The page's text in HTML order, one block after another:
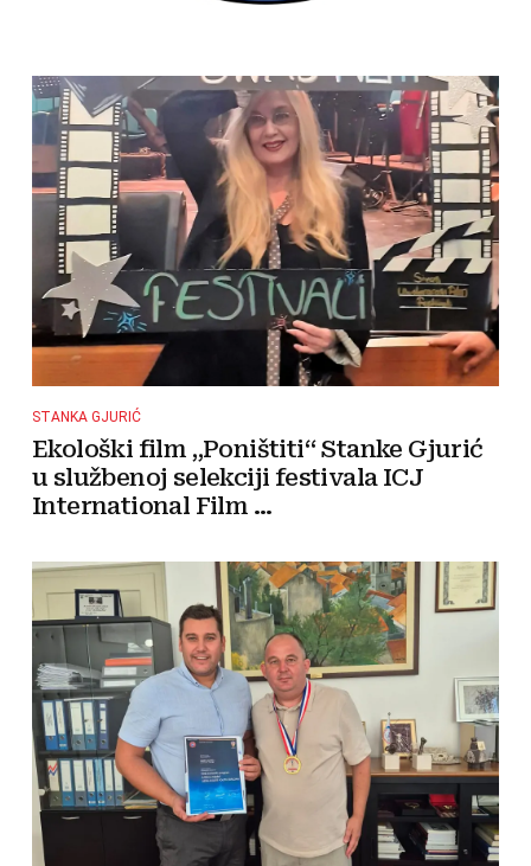
STANKA GJURIĆ
Ekološki film „Poništiti“ Stanke Gjurić
u službenoj selekciji festivala ICJ
International Film ...